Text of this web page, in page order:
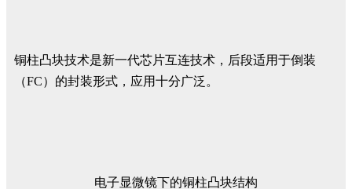
铜柱凸块技术是新一代芯片互连技术，后段适用于倒装
（FC）的封装形式，应用十分广泛。
电子显微镜下的铜柱凸块结构